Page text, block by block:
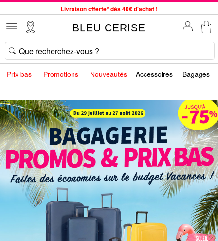
Livraison offerte* dès 40€ d'achat !
Commande avant 12h expédiée le jour même, du lundi au vendredi
33 magasins en France. Un à proximité de chez vous ?
Bon shopping chez BLEU CERISE !
Jusqu'à -75% sur le site du 29/07 au 27/08
Samsonite, Delsey, American Tourister, Little Marcel à Prix Bas
Livraison offerte* dès 40€ d'achat !
BLEU CERISE
Prix bas Promotions Nouveautés Accessoires Bagages